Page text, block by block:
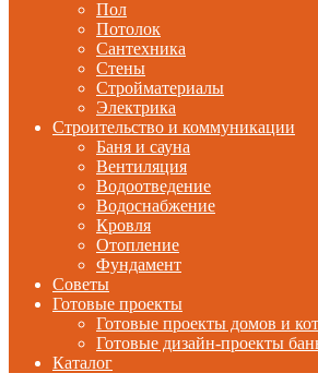
Пол
Потолок
Сантехника
Стены
Стройматериалы
Электрика
Строительство и коммуникации
Баня и сауна
Вентиляция
Водоотведение
Водоснабжение
Кровля
Отопление
Фундамент
Советы
Готовые проекты
Готовые проекты домов и
Готовые дизайн-проекты
Каталог